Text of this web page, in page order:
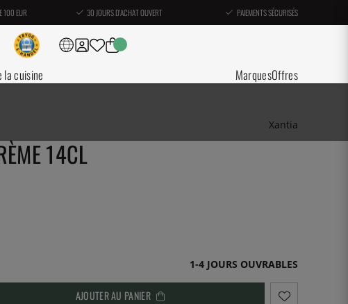
100 EUR 30 JOURS D'ACHAT OUVERT PAIEMENTS SÉCURISÉS
la cuisine MarquesOffres
Xantia
14CL
1-4 JOURS OUVRABLES
AJOUTER AU PANIER